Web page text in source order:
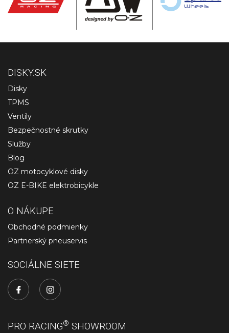
DISKY.SK
Disky
TPMS
Ventily
Bezpečnostné skrutky
Služby
Blog
OZ motocyklové disky
OZ E-BIKE elektrobicykle
O NÁKUPE
Obchodné podmienky
Partnerský pneuservis
SOCIÁLNE SIETE
PRO RACING® SHOWROOM